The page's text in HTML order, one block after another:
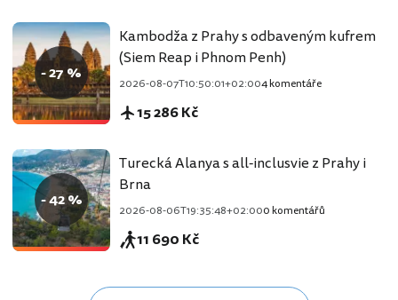
- 27 %
Kambodža z Prahy s odbaveným kufrem
(Siem Reap i Phnom Penh)
2026-08-07T10:50:01+02:004 komentáře
15 286 Kč
- 42 %
Turecká Alanya s all-inclusvie z Prahy i
Brna
2026-08-06T19:35:48+02:000 komentářů
11 690 Kč